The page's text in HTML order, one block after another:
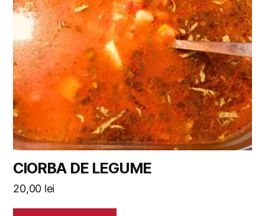
CIORBA DE LEGUME
20,00 lei